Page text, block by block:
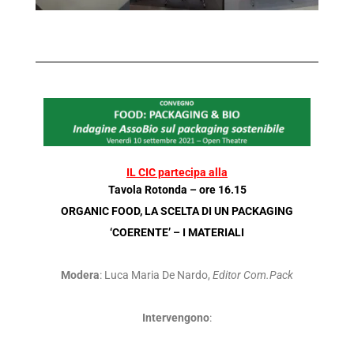
IL CIC partecipa alla
Tavola Rotonda – ore 16.15
ORGANIC FOOD, LA SCELTA DI UN PACKAGING
‘COERENTE’ – I MATERIALI
Modera: Luca Maria De Nardo, Editor Com.Pack
Intervengono: